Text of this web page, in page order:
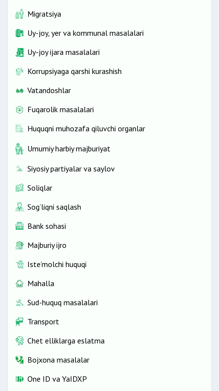
Migratsiya
Uy-joy, yer va kommunal masalalari
Uy-joy ijara masalalari
Korrupsiyaga qarshi kurashish
Vatandoshlar
Fuqarolik masalalari
Huquqni muhozafa qiluvchi organlar
Umumiy harbiy majburiyat
Siyosiy partiyalar va saylov
Soliqlar
Sog‘liqni saqlash
Bank sohasi
Majburiy ijro
Iste’molchi huquqi
Mahalla
Sud-huquq masalalari
Transport
Chet elliklarga eslatma
Bojxona masalalar
One ID vа YaIDXP